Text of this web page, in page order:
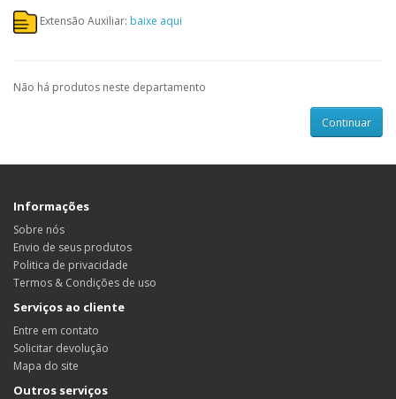
Extensão Auxiliar: baixe aqui
Não há produtos neste departamento
Continuar
Informações
Sobre nós
Envio de seus produtos
Politica de privacidade
Termos & Condições de uso
Serviços ao cliente
Entre em contato
Solicitar devolução
Mapa do site
Outros serviços